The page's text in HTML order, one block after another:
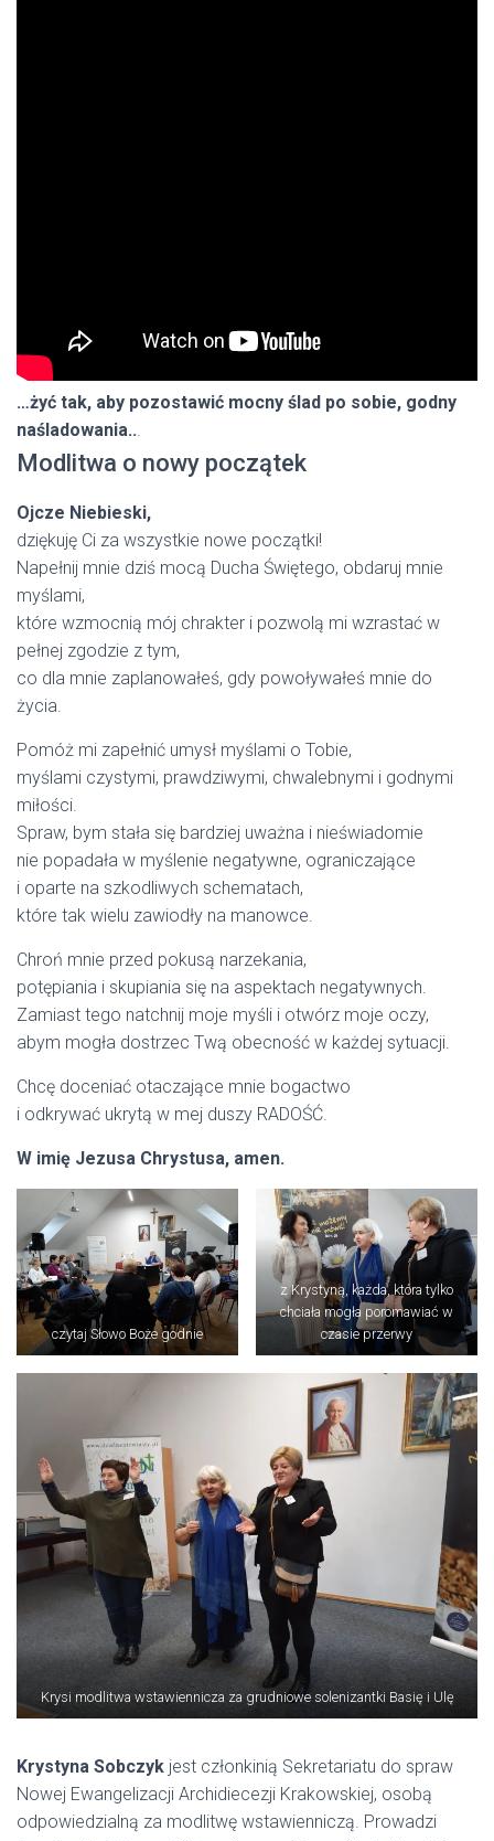
…żyć tak, aby pozostawić mocny ślad po sobie, godny
naśladowania...
Modlitwa o nowy początek
Ojcze Niebieski,
dziękuję Ci za wszystkie nowe początki!
Napełnij mnie dziś mocą Ducha Świętego, obdaruj mnie
myślami,
które wzmocnią mój chrakter i pozwolą mi wzrastać w
pełnej zgodzie z tym,
co dla mnie zaplanowałeś, gdy powoływałeś mnie do
życia.
Pomóż mi zapełnić umysł myślami o Tobie,
myślami czystymi, prawdziwymi, chwalebnymi i godnymi
miłości.
Spraw, bym stała się bardziej uważna i nieświadomie
nie popadała w myślenie negatywne, ograniczające
i oparte na szkodliwych schematach,
które tak wielu zawiodły na manowce.
Chroń mnie przed pokusą narzekania,
potępiania i skupiania się na aspektach negatywnych.
Zamiast tego natchnij moje myśli i otwórz moje oczy,
abym mogła dostrzec Twą obecność w każdej sytuacji.
Chcę doceniać otaczające mnie bogactwo
i odkrywać ukrytą w mej duszy RADOŚĆ.
W imię Jezusa Chrystusa, amen.
czytaj Słowo Boże godnie
z Krystyną, każda, która tylko
chciała mogła poromawiać w
czasie przerwy
Krysi modlitwa wstawiennicza za grudniowe solenizantki Basię i Ulę
Krystyna Sobczyk jest członkinią Sekretariatu do spraw
Nowej Ewangelizacji Archidiecezji Krakowskiej, osobą
odpowiedzialną za modlitwę wstawienniczą. Prowadzi